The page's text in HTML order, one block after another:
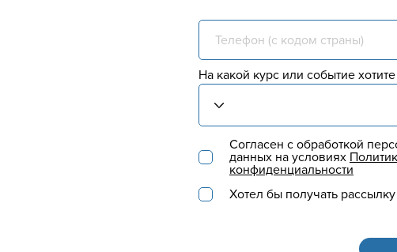
На какой курс или событие хотите
Согласен с обработкой
данных на условиях
конфиденциальности
Хотел бы получать рассылку